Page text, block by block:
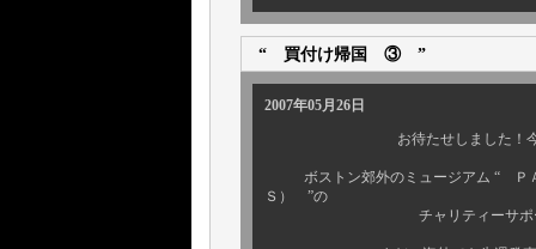
“ 買付け帰国 ③ ”
2007年05月26日
お待たせしました！今回も
ボストン郊外のミュージアム “ Ｐ
Ｓ） ”の
チャリティーサポートＴ